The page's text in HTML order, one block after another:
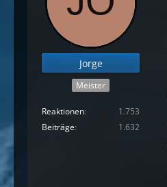
Jorge
Meister
Reaktionen
1.753
Beiträge
1.632